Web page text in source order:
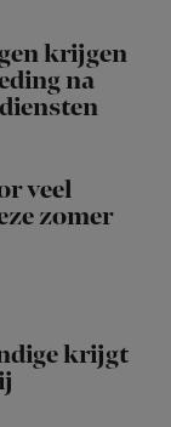
krijgen
na
veel
zomer
krijgt